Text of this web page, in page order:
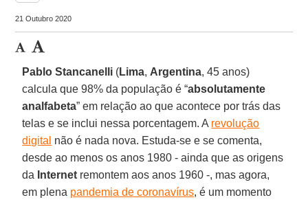
21 Outubro 2020
Pablo Stancanelli (Lima, Argentina, 45 anos)
calcula que 98% da população é “absolutamente
analfabeta” em relação ao que acontece por trás das
telas e se inclui nessa porcentagem. A revolução
digital não é nada nova. Estuda-se e se comenta,
desde ao menos os anos 1980 - ainda que as origens
da Internet remontem aos anos 1960 -, mas agora,
em plena pandemia de coronavírus, é um momento